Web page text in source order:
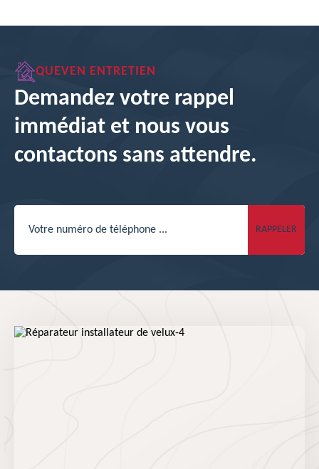
QUEVEN ENTRETIEN
Demandez votre rappel
immédiat et nous vous
contactons sans attendre.